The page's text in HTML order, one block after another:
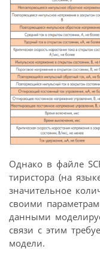
Однако в файле
тиристора (на
значительное
своими
данными
связи с этим
модели.